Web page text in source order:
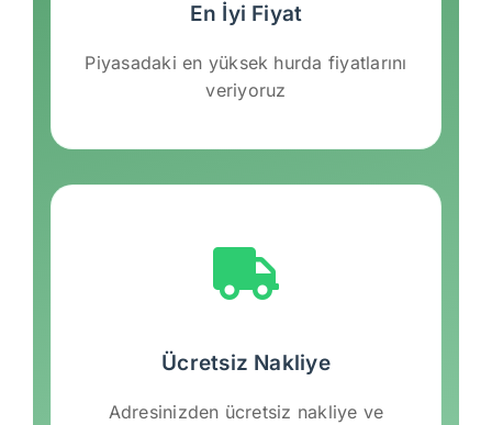
En İyi Fiyat
Piyasadaki en yüksek hurda fiyatlarını
veriyoruz
Ücretsiz Nakliye
Adresinizden ücretsiz nakliye ve